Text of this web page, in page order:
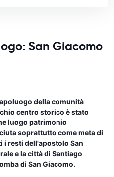
San Giacomo
della comunità
centro storico è stato
luogo patrimonio
soprattutto come meta di
i resti dell'apostolo San
e la città di Santiago
di San Giacomo.